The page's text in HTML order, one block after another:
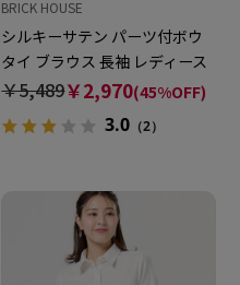
BRICK HOUSE
シルキーサテン パーツ付ボウ
タイ ブラウス 長袖 レディース
￥5,489￥2,970(45%OFF)
3.0 （2）